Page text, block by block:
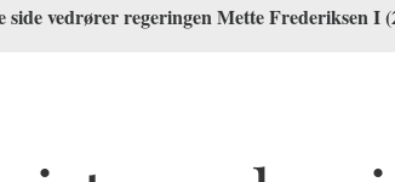
side vedrører regeringen Mette Frederiksen I